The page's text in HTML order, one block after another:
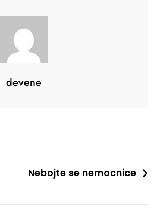
devene
Nebojte se nemocnice